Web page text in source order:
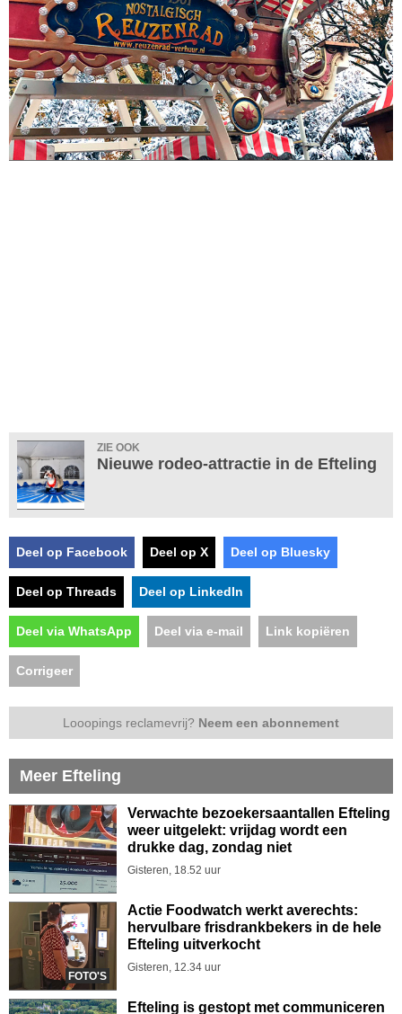
ZIE OOK
Nieuwe rodeo-attractie in de Efteling
Deel op Facebook Deel op X Deel op Bluesky
Deel op Threads Deel op LinkedIn
Deel via WhatsApp Deel via e-mail Link kopiëren
Corrigeer
Looopings reclamevrij? Neem een abonnement
Meer Efteling
Verwachte bezoekersaantallen Efteling
weer uitgelekt: vrijdag wordt een
drukke dag, zondag niet
Gisteren, 18.52 uur
FOTO'S
Actie Foodwatch werkt averechts:
hervulbare frisdrankbekers in de hele
Efteling uitverkocht
Gisteren, 12.34 uur
Efteling is gestopt met communiceren